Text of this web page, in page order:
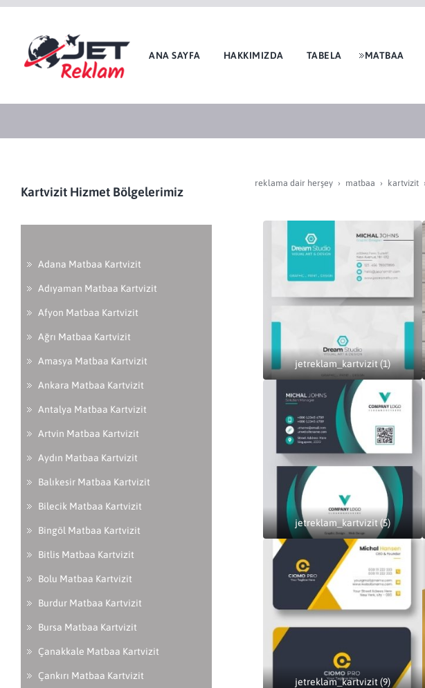
ANA SAYFA HAKKIMIZDA TABELA MATBAA
reklama dair herşey matbaa kartvi̇zi̇t
jetreklam_kartvizit (1)
jetreklam_kartvizit (5)
jetreklam_kartvizit (9)
Kartvizit Hizmet Bölgelerimiz
Adana Matbaa Kartvizit
Adıyaman Matbaa Kartvizit
Afyon Matbaa Kartvizit
Ağrı Matbaa Kartvizit
Amasya Matbaa Kartvizit
Ankara Matbaa Kartvizit
Antalya Matbaa Kartvizit
Artvin Matbaa Kartvizit
Aydın Matbaa Kartvizit
Balıkesir Matbaa Kartvizit
Bilecik Matbaa Kartvizit
Bingöl Matbaa Kartvizit
Bitlis Matbaa Kartvizit
Bolu Matbaa Kartvizit
Burdur Matbaa Kartvizit
Bursa Matbaa Kartvizit
Çanakkale Matbaa Kartvizit
Çankırı Matbaa Kartvizit